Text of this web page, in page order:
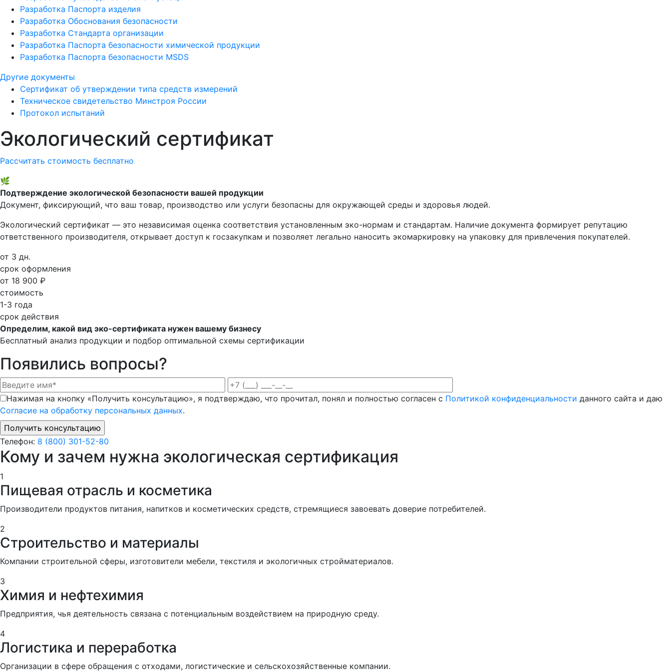
Разработка Паспорта изделия
Разработка Обоснования безопасности
Разработка Стандарта организации
Разработка Паспорта безопасности химической продукции
Разработка Паспорта безопасности MSDS
Другие документы
Сертификат об утверждении типа средств измерений
Техническое свидетельство Минстроя России
Протокол испытаний
Экологический сертификат
Рассчитать стоимость бесплатно
🌿
Подтверждение экологической безопасности вашей продукции
Документ, фиксирующий, что ваш товар, производство или услуги безопасны для окружающей среды и здоровья людей.
Экологический сертификат — это независимая оценка соответствия установленным эко-нормам и стандартам. Наличие документа формирует репутацию
ответственного производителя, открывает доступ к госзакупкам и позволяет легально наносить экомаркировку на упаковку для привлечения покупателей.
от 3 дн.
срок оформления
от 18 900 ₽
стоимость
1-3 года
срок действия
Определим, какой вид эко-сертификата нужен вашему бизнесу
Бесплатный анализ продукции и подбор оптимальной схемы сертификации
Появились вопросы?
Нажимая на кнопку «Получить консультацию», я подтверждаю, что прочитал, понял и полностью согласен с Политикой конфиденциальности данного сайта и даю
Согласие на обработку персональных данных.
Телефон: 8 (800) 301-52-80
Кому и зачем нужна экологическая сертификация
1
Пищевая отрасль и косметика
Производители продуктов питания, напитков и косметических средств, стремящиеся завоевать доверие потребителей.
2
Строительство и материалы
Компании строительной сферы, изготовители мебели, текстиля и экологичных стройматериалов.
3
Химия и нефтехимия
Предприятия, чья деятельность связана с потенциальным воздействием на природную среду.
4
Логистика и переработка
Организации в сфере обращения с отходами, логистические и сельскохозяйственные компании.